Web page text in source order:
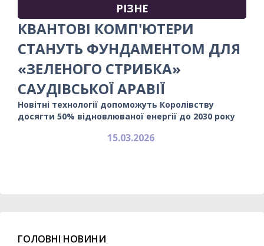
РІЗНЕ
КВАНТОВІ КОМП'ЮТЕРИ
СТАНУТЬ ФУНДАМЕНТОМ ДЛЯ
«ЗЕЛЕНОГО СТРИБКА»
САУДІВСЬКОЇ АРАВІЇ
Новітні технології допоможуть Королівству
досягти 50% відновлюваної енергії до 2030 року
15.03.2026
ГОЛОВНІ НОВИНИ